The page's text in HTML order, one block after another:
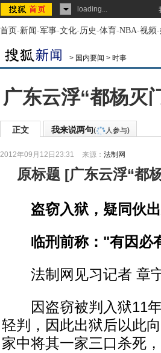
loading...
首页-新闻-军事-文化-历史-体育-NBA-视频-
> 国内要闻 > 时事
广东云浮“都杨灭
正文 我来说两句( 人参与)
2012年09月12日23:31 来源： 法制网
原标题 [广东云浮“都
盗窃入狱，疑同伙出
临刑前称："有因必有
法制网见习记者 章宁
因盗窃被判入狱11年
轻判，因此出狱后以此
家中将其一家三口杀死